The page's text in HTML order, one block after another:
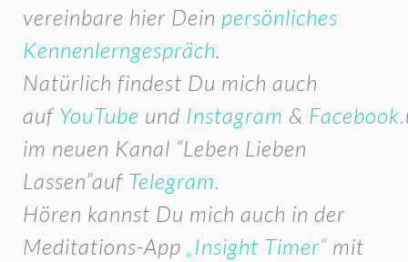
vereinbare hier Dein persönliches
Kennenlerngespräch.
Natürlich findest Du mich auch
auf YouTube und Instagram & Facebook.
im neuen Kanal “Leben Lieben
Lassen”auf Telegram.
Hören kannst Du mich auch in der
Meditations-App „Insight Timer“ mit